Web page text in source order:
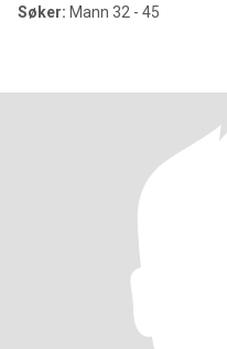
Søker: Mann 32 - 45